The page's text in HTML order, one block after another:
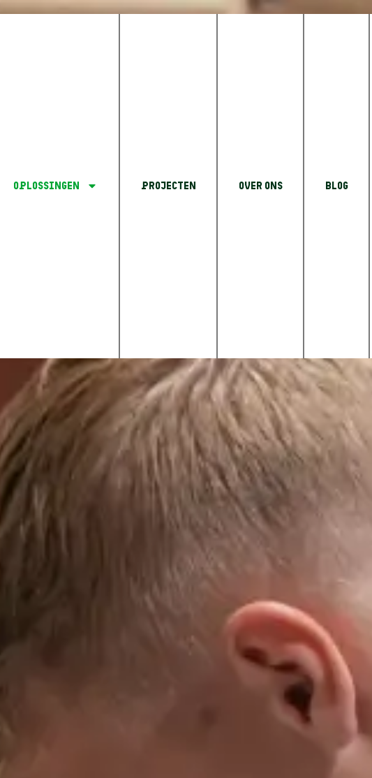
Oplossingen Projecten Over Ons Blog
gebouwd op vertrouwen Of je nu meer ruimte